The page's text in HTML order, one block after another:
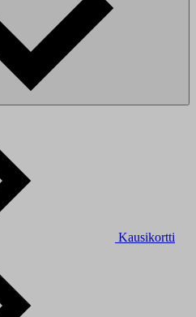
Kausikortti